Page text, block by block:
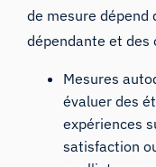
de mesure dépend
dépendante et des
Mesures
évaluer des
expériences
satisfaction